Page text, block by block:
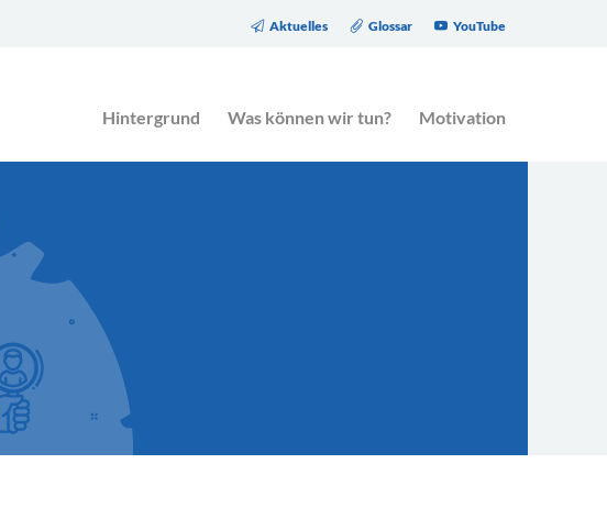
YouTube
Glossar
Aktuelles
Hintergrund Was können wir tun? Motivation